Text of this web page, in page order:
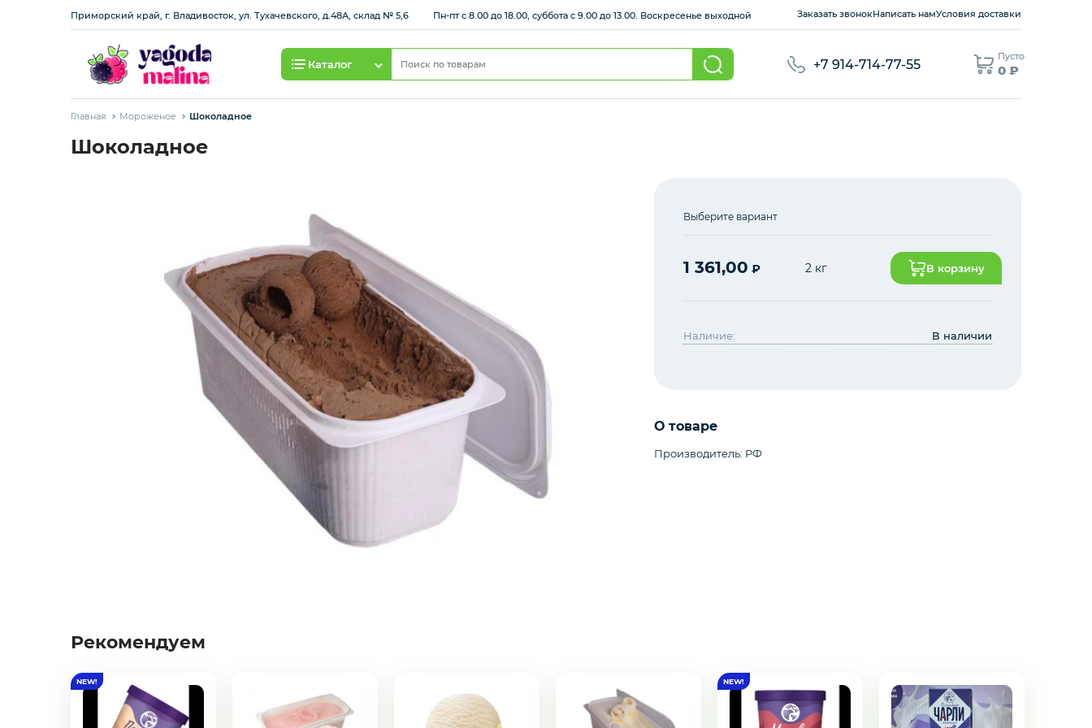
Приморский край, г. Владивосток, ул. Тухачевского, д.48А, склад № 5,6 Пн-пт с 8.00 до 18.00, суббота с 9.00 до 13.00. Воскресенье выходной Заказать звонокНаписать намУсловия доставки
Каталог +7 914-714-77-55
Пусто
0 ₽
Зелень / салаты
Зелень импорт
Замороженные ягоды/фрукты/
Замороженное пюре из ягод и
Главная Мороженое Шоколадное
Шоколадное
Выберите вариант
1 361,00 ₽ 2 кг В корзину
Наличие: В наличии
О товаре
Производитель: РФ
Рекомендуем